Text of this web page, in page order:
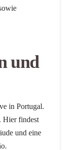
und
in Portugal.
Hier findest
und eine